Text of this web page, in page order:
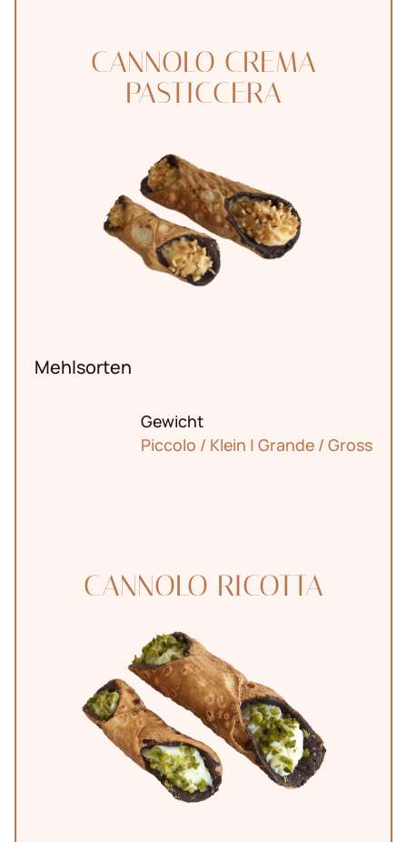
Il
Mehlsorten
CANNOLO CREMA
PASTICCERA
Gewicht
Piccolo / Klein | Grande / Gross
CANNOLO RICOTTA